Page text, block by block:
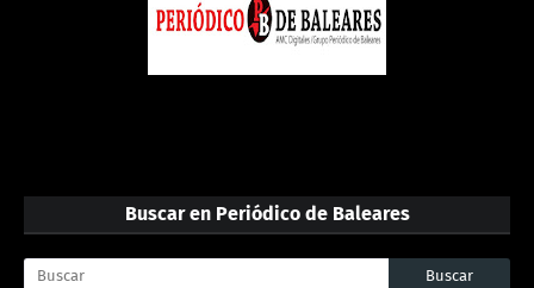
Buscar en Periódico de Baleares